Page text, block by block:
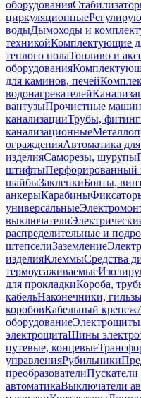
оборудования
циркуляционные
водыДымоходы и
техникойКомплектующие
теплого полаТопливо и
оборудования
для каминов, печей
водонагревателей
вантузыПрочистные
канализацииТрубы,
канализационные
огражденияАвтоматика
изделияСаморезы, шурупы
штифтыПерфорированный
шайбыЗаклепкиБолты,
анкерыКарабины
универсальные
выключатели
распределительные и
штепселиЗаземление
изделияКлеммыСредства
термоусаживаемые
для прокладкиКороба,
кабельНаконечники,
коробовКабельный крепеж
оборудованиеЭлектрощиты
электрощитаШины
путевые, концевые
управленияРубильники
преобразователи
автоматикаВыключатели